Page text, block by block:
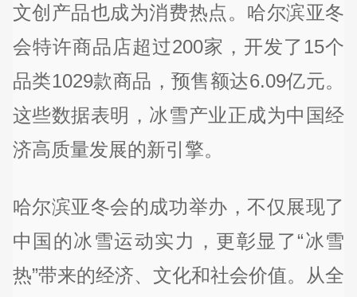
文创产品也成为消费热点。哈尔滨亚冬
会特许商品店超过200家，开发了15个
品类1029款商品，预售额达6.09亿元。
这些数据表明，冰雪产业正成为中国经
济高质量发展的新引擎。
哈尔滨亚冬会的成功举办，不仅展现了
中国的冰雪运动实力，更彰显了“冰雪
热”带来的经济、文化和社会价值。从全